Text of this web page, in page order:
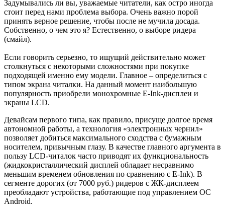
Задумывались ли вы, уважаемые читатели, как остро иногда
стоит перед нами проблема выбора. Очень важно порой
принять верное решение, чтобы после не мучила досада.
Собственно, о чем это я? Естественно, о выборе ридера
(смайл).
Если говорить серьезно, то ищущий действительно может
столкнуться с некоторыми сложностями при покупке
подходящей именно ему модели. Главное – определиться с
типом экрана читалки. На данный момент наибольшую
популярность приобрели монохромные E-Ink-дисплеи и
экраны LCD.
Девайсам первого типа, как правило, присуще долгое время
автономной работы, а технология «электронных чернил»
позволяет добиться максимального сходства с бумажным
носителем, привычным глазу. В качестве главного аргумента в
пользу LCD-читалок часто приводят их функциональность
(жидкокристаллический дисплей обладает несравнимо
меньшим временем обновления по сравнению с E-Ink). В
сегменте дорогих (от 7000 руб.) ридеров с ЖК-дисплеем
преобладают устройства, работающие под управлением ОС
Android.